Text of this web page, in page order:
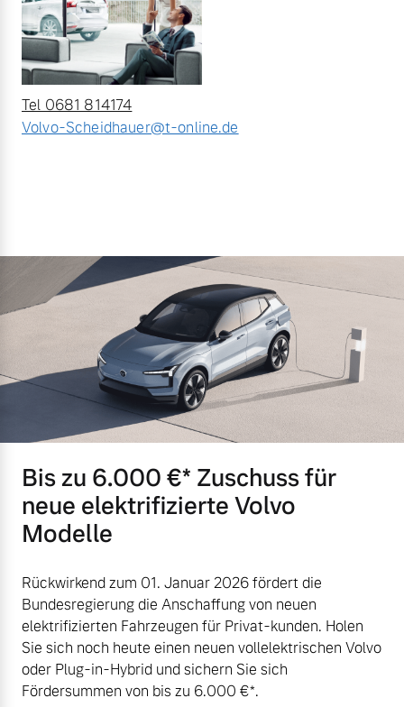
Tel 0681 814174
Volvo-Scheidhauer@t-online.de
Bis zu 6.000 €⁠* Zuschuss für
neue elektrifizierte Volvo
Modelle
Rückwirkend zum 01. Januar 2026 fördert die
Bundesregierung die Anschaffung von neuen
elektrifizierten Fahrzeugen für Privat-kunden. Holen
Sie sich noch heute einen neuen vollelektrischen Volvo
oder Plug-in-Hybrid und sichern Sie sich
Fördersummen von bis zu 6.000 €⁠*.